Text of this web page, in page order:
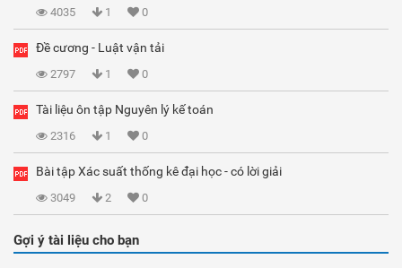
4035 1 0
Đề cương - Luật vận tải
2797 1 0
Tài liệu ôn tập Nguyên lý kế toán
2316 1 0
Bài tập Xác suất thống kê đại học - có lời giải
3049 2 0
Gợi ý tài liệu cho bạn